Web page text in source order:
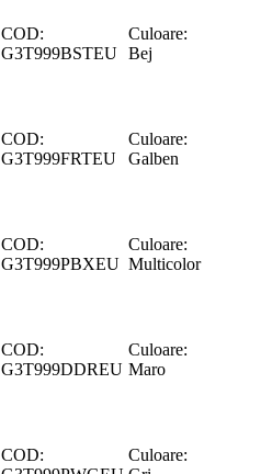
COD:
G3T999BSTEU
Culoare:
Bej
COD:
G3T999FRTEU
Culoare:
Galben
COD:
G3T999PBXEU
Culoare:
Multicolor
COD:
G3T999DDREU
Culoare:
Maro
COD:
Culoare: